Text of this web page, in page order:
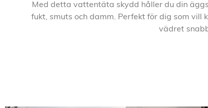
Med detta vattentäta skydd håller du din
fukt, smuts och damm. Perfekt för dig som
vädret